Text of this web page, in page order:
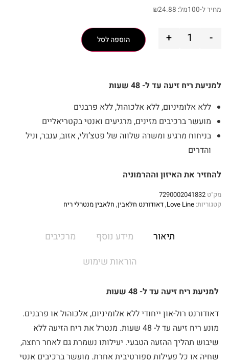
מחיר ל-100מל: ₪24.88
-
+ הוספה לסל
למניעת ריח זיעה עד ל- 48 שעות
ללא אלומיניום, ללא אלכוהול, ללא פרבנים
מועשר ברכיבים מזינים, מרגיעים ואנטי בקטריאליים
בניחוח מרגיע ומשרה שלווה של פטצ’ולי, אזוב, ענבר, וניל
והדרים
להחזיר את האיזון וההרמוניה
מק"ט 7290002041832
קטגוריות: Love Line
,דאודורנט חלאבין, חלאבין מנטרלי ריח
תיאור מידע נוסף
מרכיבים
הוראות שימוש
למניעת ריח זיעה עד ל- 48 שעות
דאודורנט רול-און ייחודי ללא אלומיניום, אלכוהול או פרבנים.
מונע ריח זיעה עד ל- 48 שעות. מנטרל את ריח הזיעה ללא
שיבוש תהליך ההזעה הטבעי. יעילותו נשמרת גם לאחר רחצה,
שחיה או כל פעילות ספורטיבית אחרת. מועשר ברכיבים אנטי